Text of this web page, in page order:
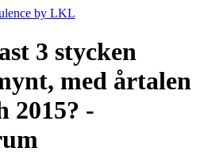
3 stycken
med årtalen
2015? -